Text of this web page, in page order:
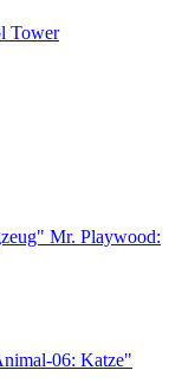
Tower
Mr. Playwood:
06: Katze"